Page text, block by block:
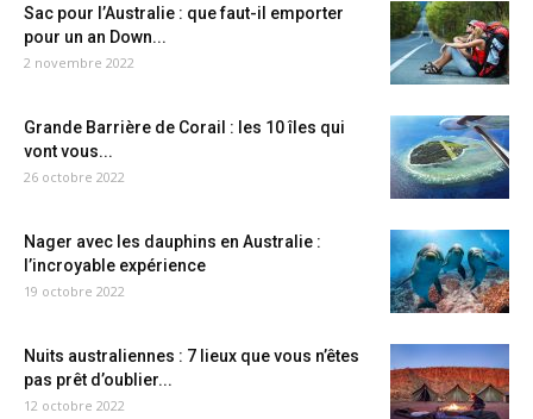
Sac pour l’Australie : que faut-il emporter
pour un an Down...
2 novembre 2022
Grande Barrière de Corail : les 10 îles qui
vont vous...
26 octobre 2022
Nager avec les dauphins en Australie :
l’incroyable expérience
19 octobre 2022
Nuits australiennes : 7 lieux que vous n’êtes
pas prêt d’oublier...
12 octobre 2022